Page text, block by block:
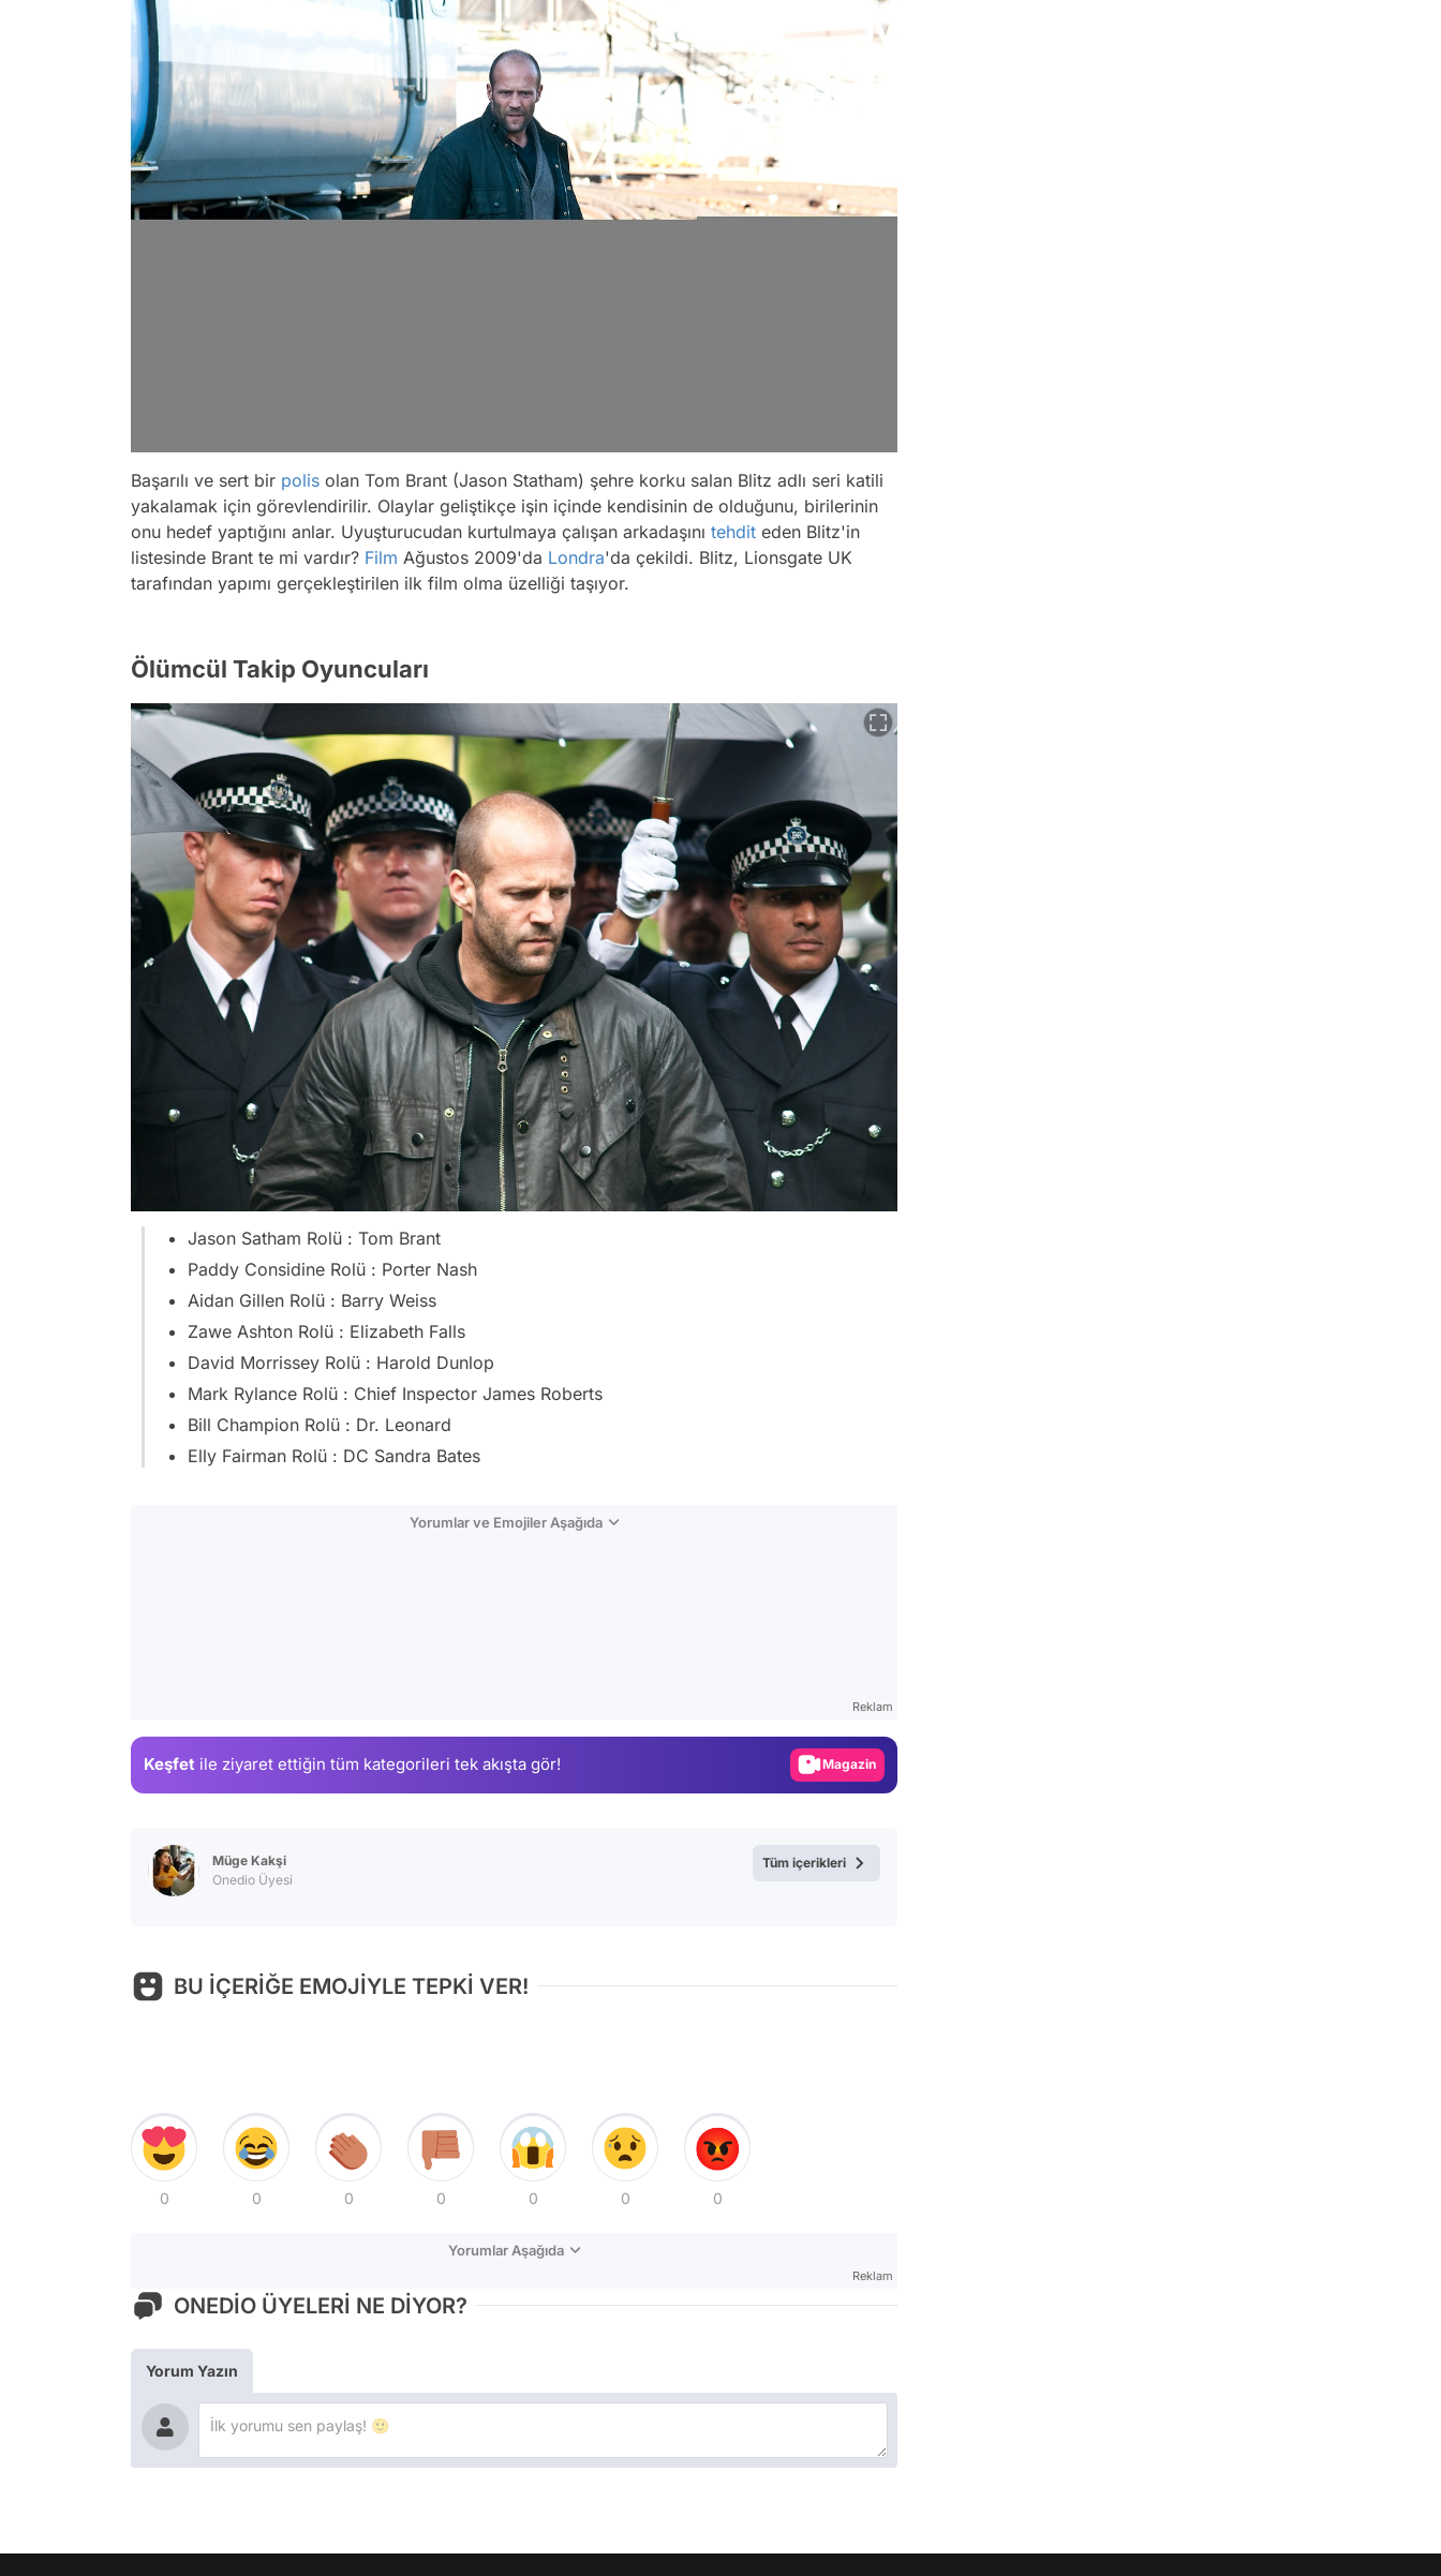
Başarılı ve sert bir polis olan Tom Brant (Jason Statham) şehre korku salan Blitz adlı seri katili
yakalamak için görevlendirilir. Olaylar geliştikçe işin içinde kendisinin de olduğunu, birilerinin
onu hedef yaptığını anlar. Uyuşturucudan kurtulmaya çalışan arkadaşını tehdit eden Blitz'in
listesinde Brant te mi vardır? Film Ağustos 2009'da Londra'da çekildi. Blitz, Lionsgate UK
tarafından yapımı gerçekleştirilen ilk film olma üzelliği taşıyor.
Ölümcül Takip Oyuncuları
Jason Satham Rolü : Tom Brant
Paddy Considine Rolü : Porter Nash
Aidan Gillen Rolü : Barry Weiss
Zawe Ashton Rolü : Elizabeth Falls
David Morrissey Rolü : Harold Dunlop
Mark Rylance Rolü : Chief Inspector James Roberts
Bill Champion Rolü : Dr. Leonard
Elly Fairman Rolü : DC Sandra Bates
Yorumlar ve Emojiler Aşağıda
Reklam
Keşfet ile ziyaret ettiğin tüm kategorileri tek akışta gör! Magazin
Müge Kakşi
Onedio Üyesi
Tüm içerikleri
BU İÇERİĞE EMOJİYLE TEPKİ VER!
0 0 0 0 0 0 0
Yorumlar Aşağıda
Reklam
ONEDİO ÜYELERİ NE DİYOR?
Yorum Yazın